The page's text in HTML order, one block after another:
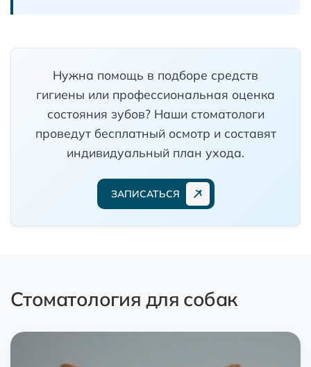
Нужна помощь в подборе средств
гигиены или профессиональная оценка
состояния зубов? Наши стоматологи
проведут бесплатный осмотр и составят
индивидуальный план ухода.
ЗАПИСАТЬСЯ
Стоматология для собак